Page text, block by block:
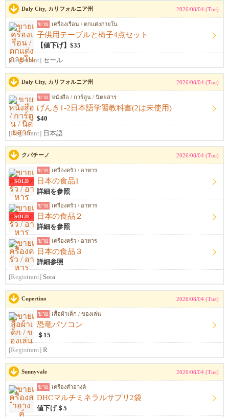
Daly City, カリフォルニア州 2026/08/04 (Tue)
ขาย เครื่องเรือน / ตกแต่งภายใน
子供用テーブルと椅子4点セット
【値下げ】$35
[Registrant] セール
Daly City, カリフォルニア州 2026/08/04 (Tue)
ขาย หนังสือ / การ์ตูน / นิตยสาร
げんき1-2日本語学習教科書(2は未使用)
$40
[Registrant] 日本語
クパチーノ 2026/08/04 (Tue)
SOLD
ขาย เครื่องครัว / อาหาร
日本の食品1
詳細を参照
SOLD
ขาย เครื่องครัว / อาหาร
日本の食品２
詳細を参照
ขาย เครื่องครัว / อาหาร
日本の食品３
詳細参照
[Registrant] Sora
Cupertino 2026/08/04 (Tue)
ขาย เสื้อผ้าเด็ก / ของเล่น
恐竜パソコン
＄15
[Registrant] R
Sunnyvale 2026/08/04 (Tue)
ขาย เครื่องสำอางค์
DHCマルチミネラルサプリ2袋
値下げ＄5